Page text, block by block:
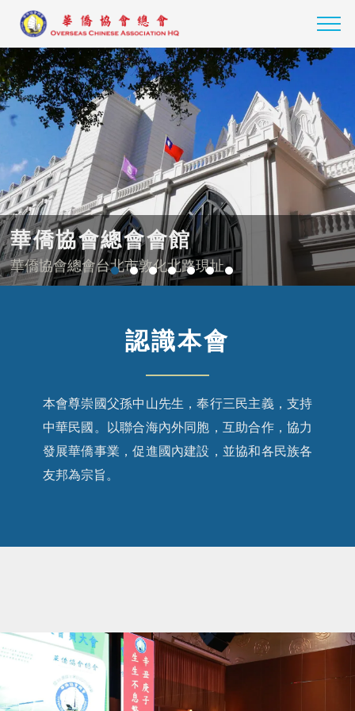
華僑協會總會會館
華僑協會總會台北市敦化北路現址
1 2 3 4 5
認識本會
本會尊崇國父孫中山先生，奉行三民主義，支持
中華民國。以聯合海內外同胞，互助合作，協力
發展華僑事業，促進國內建設，並協和各民族各
友邦為宗旨。